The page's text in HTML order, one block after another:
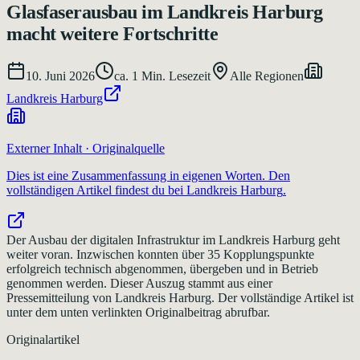
Glasfaserausbau im Landkreis Harburg
macht weitere Fortschritte
10. Juni 2026 ca. 1 Min. Lesezeit
Alle Regionen
Landkreis Harburg
Externer Inhalt · Originalquelle
Dies ist eine Zusammenfassung in eigenen Worten. Den
vollständigen Artikel findest du bei Landkreis Harburg.
Der Ausbau der digitalen Infrastruktur im Landkreis Harburg geht
weiter voran. Inzwischen konnten über 35 Kopplungspunkte
erfolgreich technisch abgenommen, übergeben und in Betrieb
genommen werden. Dieser Auszug stammt aus einer
Pressemitteilung von Landkreis Harburg. Der vollständige Artikel ist
unter dem unten verlinkten Originalbeitrag abrufbar.
Originalartikel